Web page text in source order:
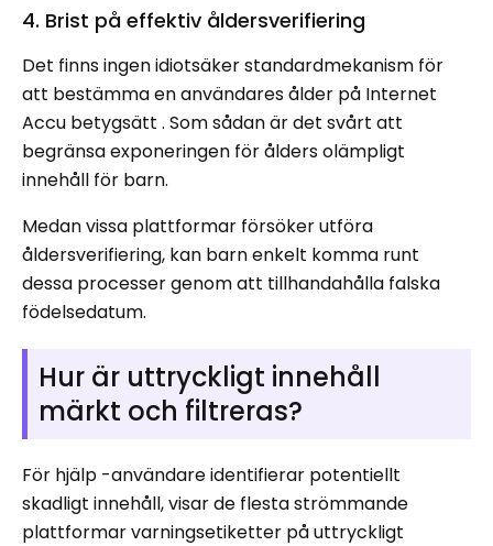
4. Brist på effektiv åldersverifiering
Det finns ingen idiotsäker standardmekanism för
att bestämma en användares ålder på Internet
Accu betygsätt . Som sådan är det svårt att
begränsa exponeringen för ålders olämpligt
innehåll för barn.
Medan vissa plattformar försöker utföra
åldersverifiering, kan barn enkelt komma runt
dessa processer genom att tillhandahålla falska
födelsedatum.
Hur är uttryckligt innehåll
märkt och filtreras?
För hjälp -användare identifierar potentiellt
skadligt innehåll, visar de flesta strömmande
plattformar varningsetiketter på uttryckligt